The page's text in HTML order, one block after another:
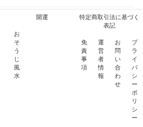
開運
お
そ
う
じ
風
水
特定商取引法に基づく
表記
免
責
事
項
運
営
者
情
報
お
問
い
合
わ
せ
プ
ラ
イ
バ
シ
ー
ポ
リ
シ
ー